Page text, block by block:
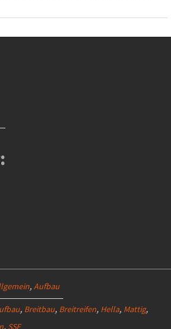
, Aufbau
, Breitbau, Breitreifen, Hella, Mattig,
, SSF